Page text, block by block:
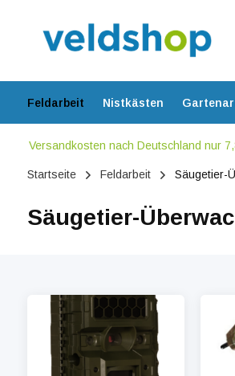
Feldarbeit Nistkästen
Versandkosten nach Deutschland nur
Startseite Feldarbeit Säugetier-
Säugetier-